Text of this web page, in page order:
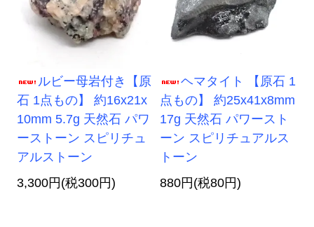
ルビー母岩付き【原
石 1点もの】 約16x21x
10mm 5.7g 天然石 パワ
ーストーン スピリチュ
アルストーン
3,300円(税300円)
ヘマタイト 【原石 1
点もの】 約25x41x8mm
17g 天然石 パワースト
ーン スピリチュアルス
トーン
880円(税80円)